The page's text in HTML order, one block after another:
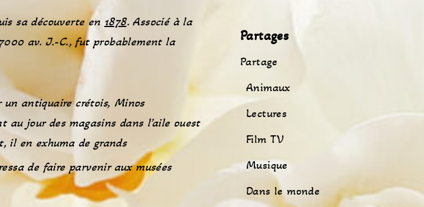
sa découverte en 1878. Associé à la
av. J.-C., fut probablement la
un antiquaire crétois, Minos
jour des magasins dans l’aile ouest
il en exhuma de grands
de faire parvenir aux musées
Partages
Partage
Animaux
Lectures
Film TV
Musique
Dans le monde